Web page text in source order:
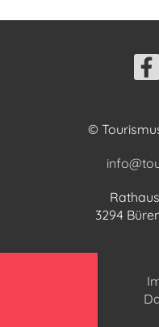
©
3294